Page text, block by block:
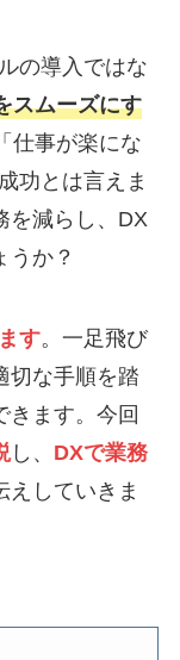
の導入ではな
スムーズにす
仕事が楽にな
功とは言えま
を減らし、DX
うか？
す。一足飛び
切な手順を踏
きます。今回
し、 DXで業務
えしていきま